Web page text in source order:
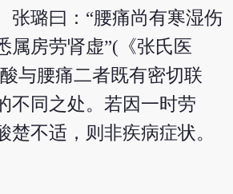
张璐曰：“腰痛尚有寒湿伤
属房劳肾虚”(《张氏医
与腰痛二者既有密切联
不同之处。若因一时劳
楚不适，则非疾病症状。